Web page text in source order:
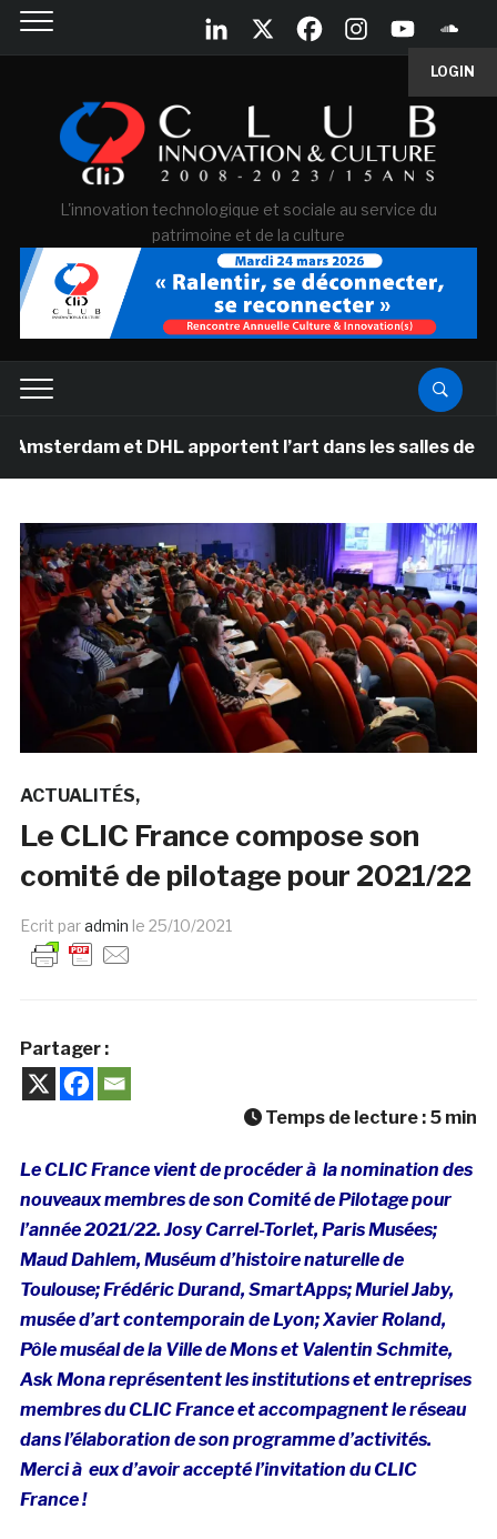
LOGIN
L'innovation technologique et sociale au service du
patrimoine et de la culture
et DHL apportent l’art dans les salles de classe des
ACTUALITÉS
Le CLIC France compose son
comité de pilotage pour 2021/22
Ecrit paradmin le 25/10/2021
Partager :
Temps de lecture : 5 min
Le CLIC France vient de procéder à la nomination des
nouveaux membres de son Comité de Pilotage pour
l’année 2021/22. Josy Carrel-Torlet, Paris Musées;
Maud Dahlem, Muséum d’histoire naturelle de
Toulouse; Frédéric Durand, SmartApps;Muriel Jaby,
musée d’art contemporain de Lyon;Xavier Roland,
Pôle muséal de la Ville de Mons et Valentin Schmite,
Ask Mona représentent les institutions et entreprises
membres du CLIC France et accompagnent le réseau
dans l’élaboration de son programme d’activités.
Merci à eux d’avoir accepté l’invitation du CLIC
France !